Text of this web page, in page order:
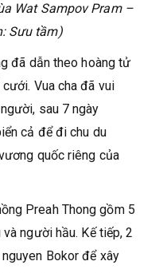
Wat Sampov Pram –
Sưu tầm)
đã dẫn theo hoàng tử
Vua cha đã vui
sau 7 ngày
cả để đi chu du
quốc riêng của
Preah Thong gồm 5
người hầu. Kế tiếp, 2
Bokor để xây